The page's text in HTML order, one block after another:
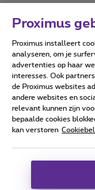
Alle rechten
Algemene
Deze website is
Proximus
Proximus installeert
analyseren, om je
advertenties op haar
interesses. Ook
de Proximus websites
andere websites en
relevant kunnen zijn
bepaalde cookies
kan verstoren